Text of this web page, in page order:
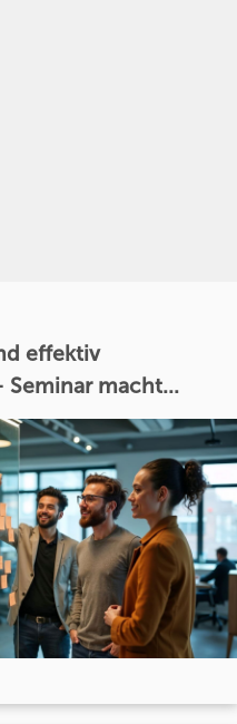
effektiv
macht...